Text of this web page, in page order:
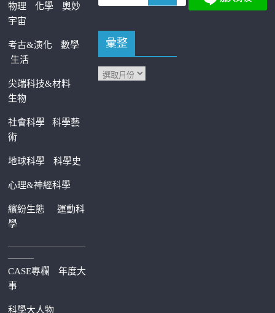
物理 化學
奧妙
宇宙
考古&演化
數學
生活
尖端科技&材料
生物
社會科學科學藝
術
地球科學 科學史
心理&神經科學
繽紛生態運動科
學
—————————
———
CASE專欄
年度大
事
科學大人物
彙整